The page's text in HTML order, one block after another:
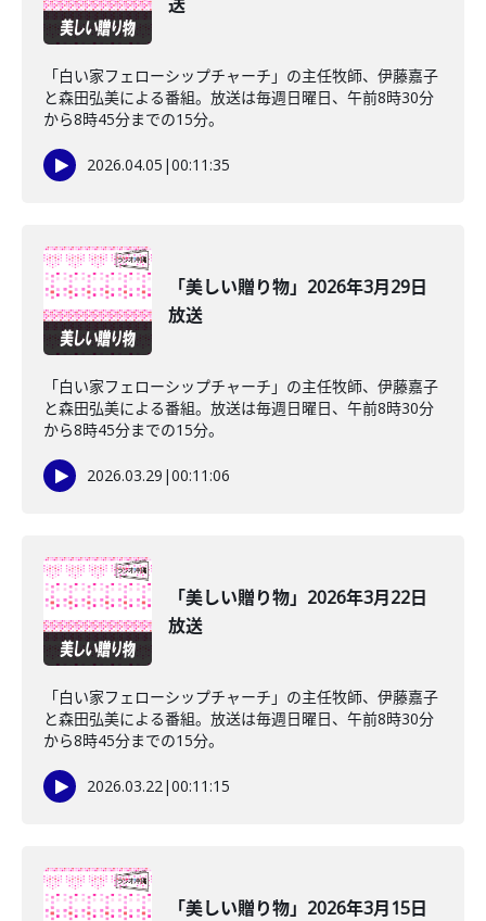
「白い家フェローシップチャーチ」の主任牧師、伊藤嘉子
と森田弘美による番組。放送は毎週日曜日、午前8時30分
から8時45分までの15分。
2026.04.05 |00:11:35
「美しい贈り物」2026年3月29日
放送
「白い家フェローシップチャーチ」の主任牧師、伊藤嘉子
と森田弘美による番組。放送は毎週日曜日、午前8時30分
から8時45分までの15分。
2026.03.29 |00:11:06
「美しい贈り物」2026年3月22日
放送
「白い家フェローシップチャーチ」の主任牧師、伊藤嘉子
と森田弘美による番組。放送は毎週日曜日、午前8時30分
から8時45分までの15分。
2026.03.22|00:11:15
「美しい贈り物」2026年3月15日